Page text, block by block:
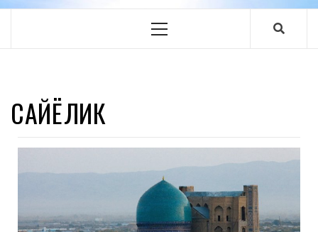
меню
САЙЁҲЛИК